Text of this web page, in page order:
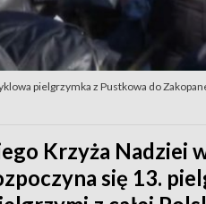
pielgrzymka z Pustkowa do
Krzyża Nadziei
się 13.